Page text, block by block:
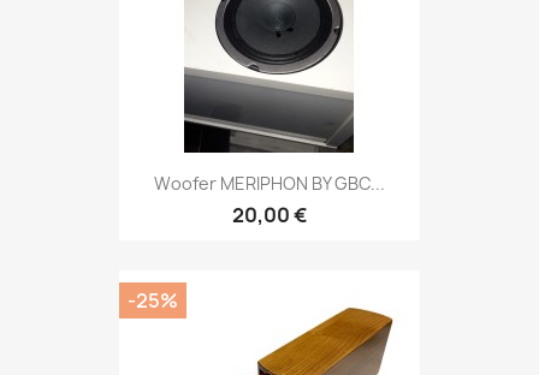
Woofer MERIPHON BY GBC...
20,00 €
-25%